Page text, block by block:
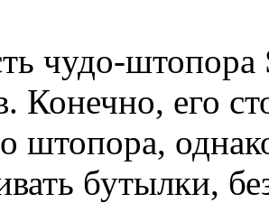
чудо-штопора
Конечно, его
штопора,
бутылки,